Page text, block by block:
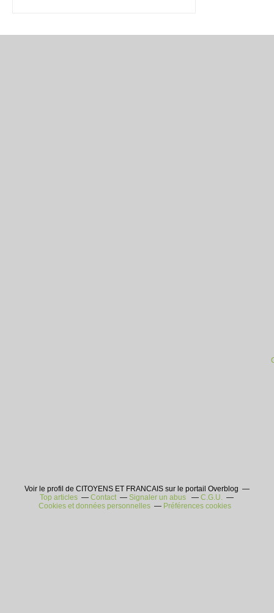
Voir le profil de CITOYENS ET FRANCAIS sur le portail Overblog
Top articles
Contact Signaler un abus
C.G.U.
Cookies et données personnelles
Préférences cookies